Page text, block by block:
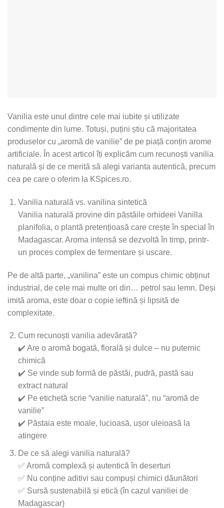
Vanilia este unul dintre cele mai iubite și utilizate
condimente din lume. Totuși, puțini știu că majoritatea
produselor cu „aromă de vanilie” de pe piață conțin arome
artificiale. În acest articol îți explicăm cum recunoști vanilia
naturală și de ce merită să alegi varianta autentică, precum
cea pe care o oferim la KSpices.ro.
Vanilia naturală vs. vanilina sintetică
Vanilia naturală provine din păstăile orhideei Vanilla
planifolia, o plantă pretențioasă care crește în special în
Madagascar. Aroma intensă se dezvoltă în timp, printr-
un proces complex de fermentare și uscare.
Pe de altă parte, „vanilina” este un compus chimic obținut
industrial, de cele mai multe ori din… petrol sau lemn. Deși
imită aroma, este doar o copie ieftină și lipsită de
complexitate.
Cum recunoști vanilia adevărată?
✔️ Are o aromă bogată, florală și dulce – nu puternic
chimică
✔️ Se vinde sub formă de păstăi, pudră, pastă sau
extract natural
✔️ Pe etichetă scrie “vanilie naturală”, nu “aromă de
vanilie”
✔️ Păstaia este moale, lucioasă, ușor uleioasă la
atingere
De ce să alegi vanilia naturală?
✅ Aromă complexă și autentică în deserturi
✅ Nu conține aditivi sau compuși chimici dăunători
✅ Sursă sustenabilă și etică (în cazul vaniliei de
Madagascar)